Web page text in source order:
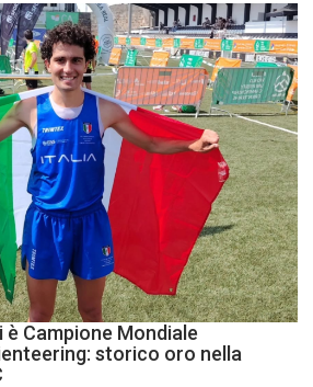
Campione Mondiale
storico oro nella